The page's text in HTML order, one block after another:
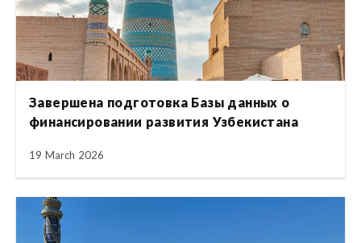
Завершена подготовка Базы данных о
финансировании развития Узбекистана
19 March 2026